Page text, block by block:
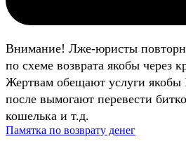
Внимание! Лже-юристы
по схеме возврата якобы через
Жертвам обещают услуги
после вымогают перевести
кошелька и т.д.
Памятка по возврату денег